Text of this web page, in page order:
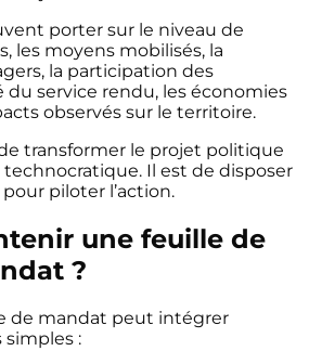
porter sur le niveau de
les moyens mobilisés, la
la participation des
du service rendu, les économies
observés sur le territoire.
de transformer le projet politique
Il est de disposer
piloter l’action.
une feuille de
?
de mandat peut intégrer
: